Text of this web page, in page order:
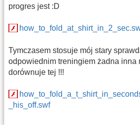
progres jest :D
Tymczasem stosuje mój stary
odpowiednim treningiem żadna inna
dorównuje tej !!!
_his_off.swf